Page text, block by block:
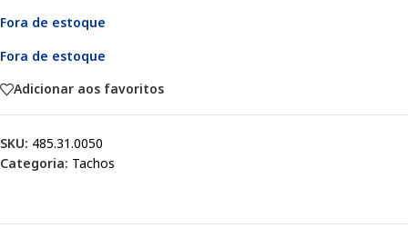
Fora de estoque
Fora de estoque
Adicionar aos favoritos
SKU: 485.31.0050
Categoria: Tachos